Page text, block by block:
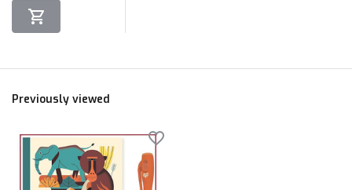
Previously viewed